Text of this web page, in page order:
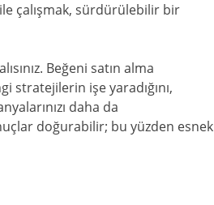
çalışmak, sürdürülebilir bir
Beğeni satın alma
stratejilerin işe yaradığını,
daha da
doğurabilir; bu yüzden esnek